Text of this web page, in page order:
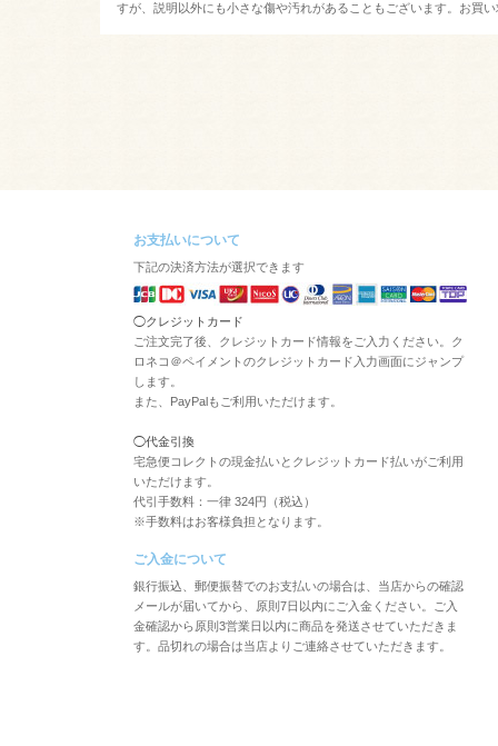
すが、説明以外にも小さな傷や汚れがあることもございます。お買
お支払いについて
下記の決済方法が選択できます
◯クレジットカード
ご注文完了後、クレジットカード情報をご入力ください。ク
ロネコ＠ペイメントのクレジットカード入力画面にジャンプ
します。
また、PayPalもご利用いただけます。
◯代金引換
宅急便コレクトの現金払いとクレジットカード払いがご利用
いただけます。
代引手数料：一律 324円（税込）
※手数料はお客様負担となります。
ご入金について
銀行振込、郵便振替でのお支払いの場合は、当店からの確認
メールが届いてから、原則7日以内にご入金ください。ご入
金確認から原則3営業日以内に商品を発送させていただきま
す。品切れの場合は当店よりご連絡させていただきます。